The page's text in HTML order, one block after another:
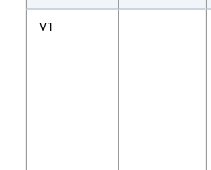
V1